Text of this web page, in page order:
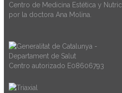
Centro de Medicina Estética y
por la doctora Ana Molina.
Centro autorizado E08606793